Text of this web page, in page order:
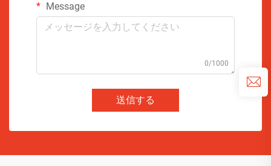
Message
0/1000
送信する